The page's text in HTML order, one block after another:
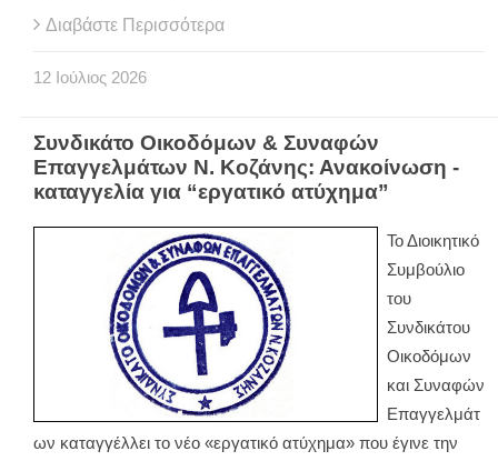
Διαβάστε Περισσότερα
12 Ιούλιος 2026
Συνδικάτο Οικοδόμων & Συναφών
Επαγγελμάτων Ν. Κοζάνης: Ανακοίνωση -
καταγγελία για “εργατικό ατύχημα”
Το Διοικητικό
Συμβούλιο
του
Συνδικάτου
Οικοδόμων
και Συναφών
Επαγγελμάτ
ων καταγγέλλει το νέο «εργατικό ατύχημα» που έγινε την